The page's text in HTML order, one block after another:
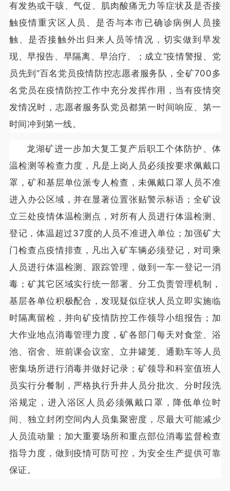
有发热或干咳、气促、肌肉酸痛无力等症状及是否接
触疫情重灾区人员、是否与本市已确诊病例人员接
触、是否接触外出归来人员等情况，切实做到早发
现、早报告、早隔离、早治疗、；成立“疫情警报、党
员先到”百名党员疫情防控志愿者服务队，全矿700多
名党员在疫情防控工作中充分发挥作用，当有疫情突
发情况时，志愿者服务队党员都第一时间响应、第一
时间冲到第一线。
龙湖矿进一步加大复工复产后职工个体防护、体
温检测等检查力度，凡是上岗人员必须按要求佩戴口
罩，矿和基层单位派专人检查，未佩戴口罩人员不准
进入办公区域，并在显著位置张贴警示标语；全矿设
立三处疫情体温检测点，对所有人员进行体温检测、
登记，体温超过37度的人员不准进入单位；加强矿大
门检查点疫情排查，凡出入矿车辆必须登记，对司乘
人员进行体温检测、跟踪管理，做到一车一登记一消
毒；矿其它区域实行统一部署、分工负责管理机制，
基层各单位积极配合，发现疑似症状人员立即实施临
时隔离留检，并向矿疫情防控工作领导小组报告；加
大作业地点消毒管理力度，矿各部门每天对食堂、浴
池、宿舍、班前课会议室、立井罐笼、通勤车等人员
密集场所进行消毒并做好记录；矿领导和科室值班人
员实行分餐制，严格执行升井人员分批次、分时段洗
浴规定，进入浴区人员必须佩戴口罩，降低单位时
间、独立封闭空间内人员集聚密度，尽最大可能减少
人员流动量；加大重要场所和重点部位消毒监督检查
指导力度，做到疫情可防可控，为安全生产提供可靠
保证。